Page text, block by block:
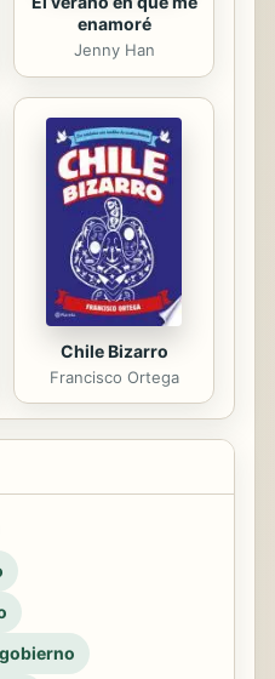
enamoré
Jenny Han
Chile Bizarro
Francisco Ortega